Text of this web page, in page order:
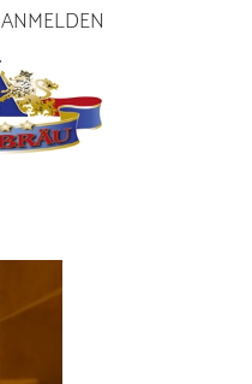
ANMELDEN